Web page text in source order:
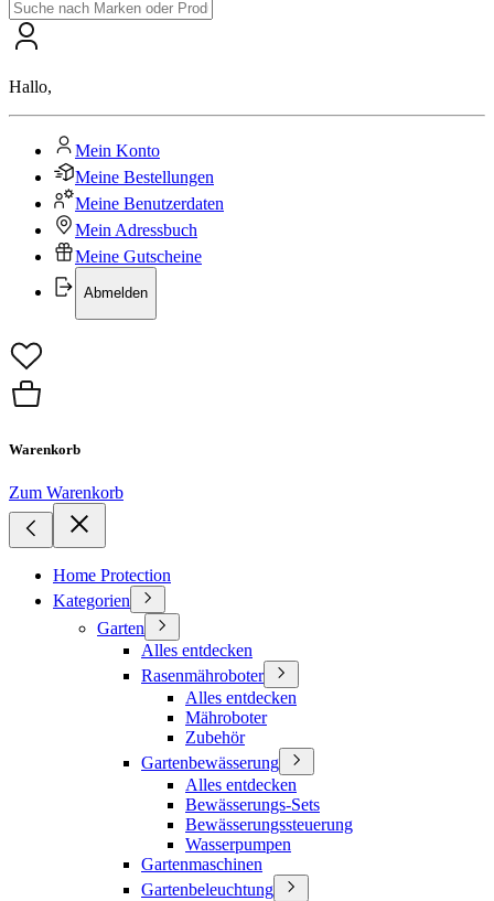
Hallo,
Mein Konto
Meine Bestellungen
Meine Benutzerdaten
Mein Adressbuch
Meine Gutscheine
Abmelden
Warenkorb
Zum Warenkorb
Home Protection
Kategorien
Garten
Alles entdecken
Rasenmähroboter
Alles entdecken
Mähroboter
Zubehör
Gartenbewässerung
Alles entdecken
Bewässerungs-Sets
Bewässerungssteuerung
Wasserpumpen
Gartenmaschinen
Gartenbeleuchtung